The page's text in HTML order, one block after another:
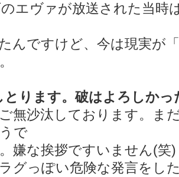
エヴァが放送された当時
んですけど、今は現実が
とります。破はよろしかっ
無沙汰しております。ま
で
嫌な挨拶ですいません(笑)
グっぽい危険な発言をし